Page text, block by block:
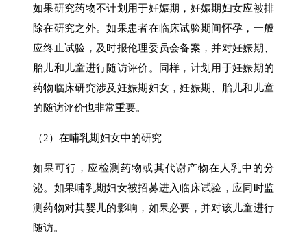
如果研究药物不计划用于妊娠期，妊娠期妇女应被排
除在研究之外。如果患者在临床试验期间怀孕，一般
应终止试验，及时报伦理委员会备案，并对妊娠期、
胎儿和儿童进行随访评价。同样，计划用于妊娠期的
药物临床研究涉及妊娠期妇女，妊娠期、胎儿和儿童
的随访评价也非常重要。
（2）在哺乳期妇女中的研究
如果可行，应检测药物或其代谢产物在人乳中的分
泌。如果哺乳期妇女被招募进入临床试验，应同时监
测药物对其婴儿的影响，如果必要，并对该儿童进行
随访。